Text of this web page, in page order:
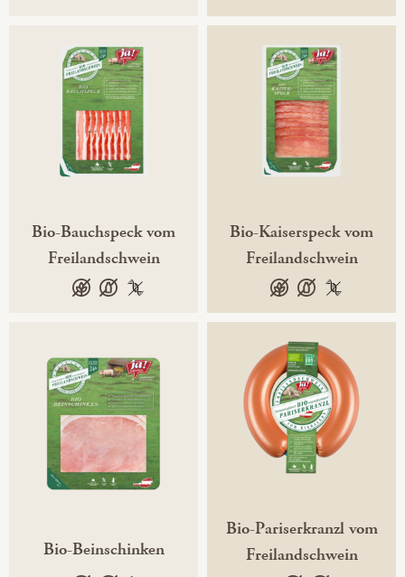
Bio-Bauchspeck vom
Freilandschwein
glutenfrei
laktosefrei100 % gentechnikfrei
Bio-Kaiserspeck vom
Freilandschwein
glutenfrei
laktosefrei
100 %
Bio-Beinschinken
Bio-Pariserkranzl vom
Freilandschwein